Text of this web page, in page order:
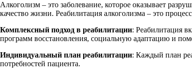
Алкоголизм – это заболевание, которое оказывает
качество жизни. Реабилитация алкоголизма – это
Комплексный подход в реабилитации: Реабилитация
программ восстановления, социальную адаптацию и
Индивидуальный план реабилитации: Каждый план
потребностей пациента.